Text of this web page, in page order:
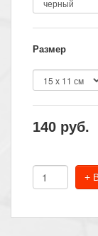
Размер
140 руб.
+